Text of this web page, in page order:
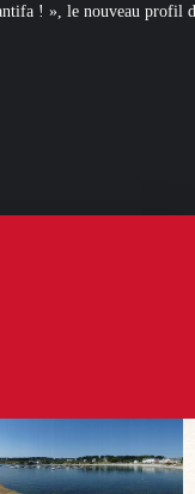
? [MIEUX